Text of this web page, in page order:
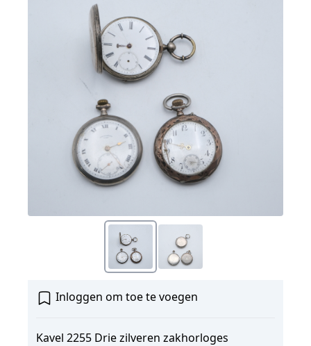
Inloggen om toe te voegen
Kavel 2255 Drie zilveren zakhorloges